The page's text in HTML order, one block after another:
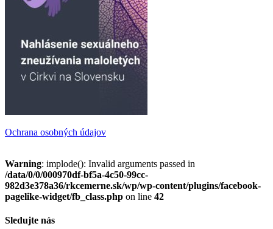
Ochrana osobných údajov
Warning: implode(): Invalid arguments passed in
/data/0/0/000970df-bf5a-4c50-99cc-
982d3e378a36/rkcemerne.sk/wp/wp-content/plugins/facebook-
pagelike-widget/fb_class.php on line 42
Sledujte nás